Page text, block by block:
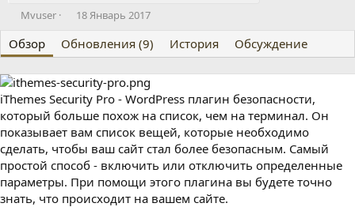
А
т
о
р
Mvuser
Д
т
а
с
о
з
д
а
н
и
я
18 Январь 2017
Обзор Обновления (9) История Обсуждение
iThemes Security Pro - WordPress плагин безопасности,
который больше похож на список, чем на терминал. Он
показывает вам список вещей, которые необходимо
сделать, чтобы ваш сайт стал более безопасным. Самый
простой способ - включить или отключить определенные
параметры. При помощи этого плагина вы будете точно
знать, что происходит на вашем сайте.